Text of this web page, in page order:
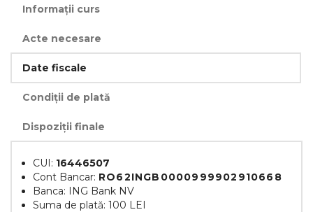
Informații curs
Acte necesare
Date fiscale
Condiții de plată
Dispoziții finale
CUI: 16446507
Cont Bancar: RO62INGB0000999902910668
Banca: ING Bank NV
Suma de plată: 100 LEI